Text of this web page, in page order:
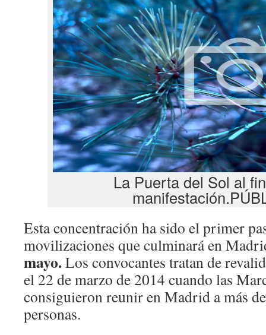
La Puerta del Sol al
Esta concentración ha sido el primer
movilizaciones que culminará en
mayo.Los convocantes tratan de
el 22 de marzo de 2014 cuando las
consiguieron reunir en Madrid a más
personas.